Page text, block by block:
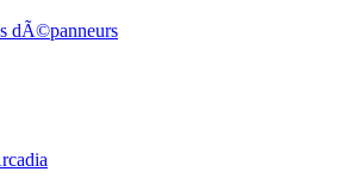
dÃ©panneurs